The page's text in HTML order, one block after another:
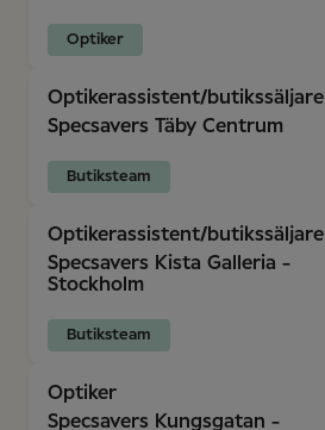
Optiker
Optikerassistent/butikssäljare
Specsavers Täby Centrum
Butiksteam
Optikerassistent/butikssäljare
Specsavers Kista Galleria -
Stockholm
Butiksteam
Optiker
Specsavers Kungsgatan -